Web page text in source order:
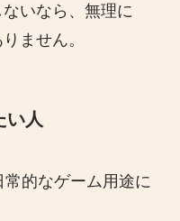
いなら、無理に
ません。
い人
的なゲーム用途に